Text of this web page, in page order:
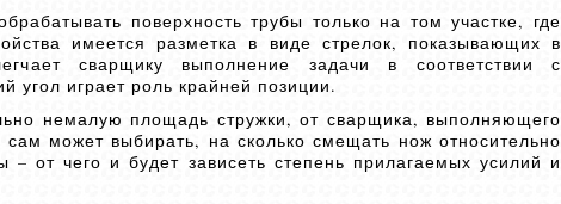
поверхность трубы только на том участке, где
имеется разметка в виде стрелок, показывающих в
сварщику выполнение задачи в соответствии с
угол играет роль крайней позиции.
немалую площадь стружки, от сварщика, выполняющего
может выбирать, на сколько смещать нож относительно
от чего и будет зависеть степень прилагаемых усилий и